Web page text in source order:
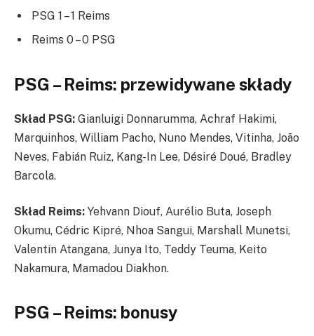
PSG 1 – 1 Reims
Reims 0 – 0 PSG
PSG – Reims: przewidywane składy
Skład PSG: Gianluigi Donnarumma, Achraf Hakimi,
Marquinhos, William Pacho, Nuno Mendes, Vitinha, João
Neves, Fabián Ruiz, Kang-In Lee, Désiré Doué, Bradley
Barcola.
Skład Reims: Yehvann Diouf, Aurélio Buta, Joseph
Okumu, Cédric Kipré, Nhoa Sangui, Marshall Munetsi,
Valentin Atangana, Junya Ito, Teddy Teuma, Keito
Nakamura, Mamadou Diakhon.
PSG – Reims: bonusy